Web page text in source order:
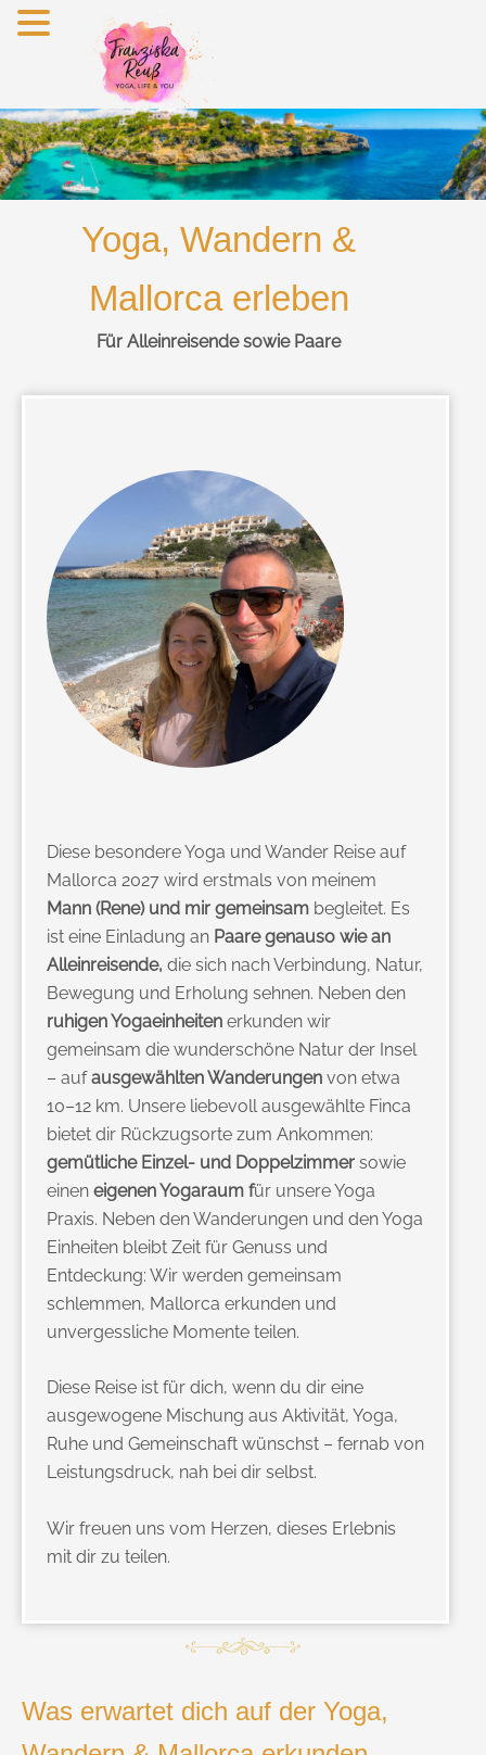
Yoga, Wandern &
Mallorca erleben
Für Alleinreisende sowie Paare
Diese besondere Yoga und Wander Reise auf
Mallorca 2027 wird erstmals von meinem
Mann (Rene) und mir gemeinsam begleitet. Es
ist eine Einladung an Paare genauso wie an
Alleinreisende, die sich nach Verbindung, Natur,
Bewegung und Erholung sehnen. Neben den
ruhigen Yogaeinheiten erkunden wir
gemeinsam die wunderschöne Natur der Insel
– aufausgewählten Wanderungen von etwa
10–12 km. Unsere liebevoll ausgewählte Finca
bietet dir Rückzugsorte zum Ankommen:
gemütliche Einzel- und Doppelzimmer sowie
einen eigenen Yogaraum für unsere Yoga
Praxis. Neben den Wanderungen und den Yoga
Einheiten bleibt Zeit für Genuss und
Entdeckung: Wir werden gemeinsam
schlemmen, Mallorca erkunden und
unvergessliche Momente teilen.
Diese Reise ist für dich, wenn du dir eine
ausgewogene Mischung aus Aktivität, Yoga,
Ruhe und Gemeinschaft wünschst – fernab von
Leistungsdruck, nah bei dir selbst.
Wir freuen uns vom Herzen, dieses Erlebnis
mit dir zu teilen.
Was erwartet dich auf der Yoga,